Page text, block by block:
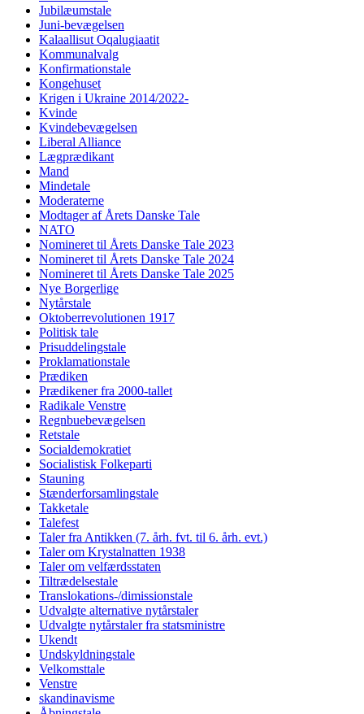
Jubilæumstale
Juni-bevægelsen
Kalaallisut Oqalugiaatit
Kommunalvalg
Konfirmationstale
Kongehuset
Krigen i Ukraine 2014/2022-
Kvinde
Kvindebevægelsen
Liberal Alliance
Lægprædikant
Mand
Mindetale
Moderaterne
Modtager af Årets Danske Tale
NATO
Nomineret til Årets Danske Tale 2023
Nomineret til Årets Danske Tale 2024
Nomineret til Årets Danske Tale 2025
Nye Borgerlige
Nytårstale
Oktoberrevolutionen 1917
Politisk tale
Prisuddelingstale
Proklamationstale
Prædiken
Prædikener fra 2000-tallet
Radikale Venstre
Regnbuebevægelsen
Retstale
Socialdemokratiet
Socialistisk Folkeparti
Stauning
Stænderforsamlingstale
Takketale
Talefest
Taler fra Antikken (7. årh. fvt. til 6. årh. evt.)
Taler om Krystalnatten 1938
Taler om velfærdsstaten
Tiltrædelsestale
Translokations-/dimissionstale
Udvalgte alternative nytårstaler
Udvalgte nytårstaler fra statsministre
Ukendt
Undskyldningstale
Velkomsttale
Venstre
skandinavisme